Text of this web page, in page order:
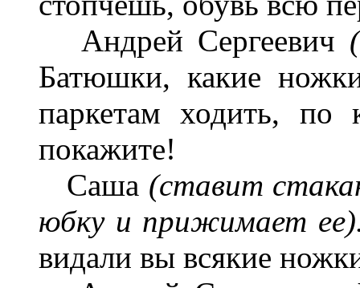
Андрей Сергеевич
Батюшки, какие
паркетам ходить, по
покажите!
Саша (ставит
юбку и прижимает
видали вы всякие